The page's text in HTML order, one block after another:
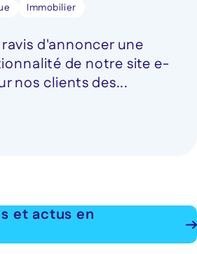
Immobilier
d'annoncer une
de notre site e-
nos clients des...
et actus en